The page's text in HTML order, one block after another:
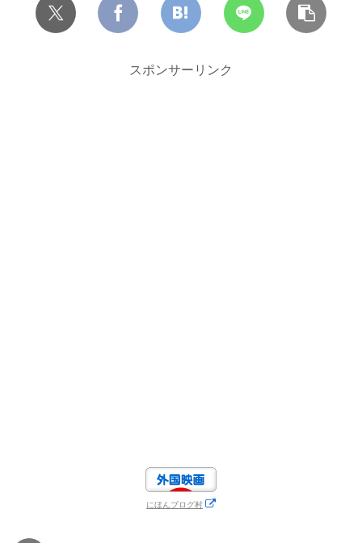
スポンサーリンク
にほんブログ村